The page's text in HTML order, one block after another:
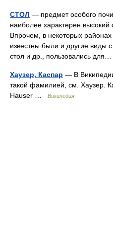
СТОЛ — предмет особого
наиболее характерен высокий
Впрочем, в некоторых
известны были и другие виды
стол и др., пользовались
Хаузер, Каспар — В
такой фамилией, см. Хаузер.
Hauser …
Википедия